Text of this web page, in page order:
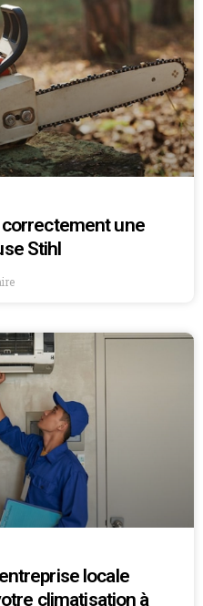
une
Stihl
locale
climatisation à